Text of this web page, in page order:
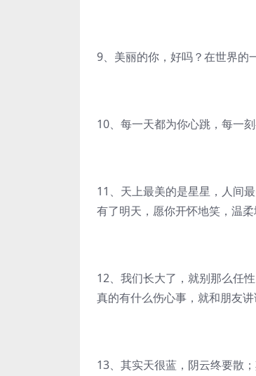
9、美丽的你，好吗？在世界的
10、每一天都为你心跳，每一
11、天上最美的是星星，人间
有了明天，愿你开怀地笑，温柔
12、我们长大了，就别那么任
真的有什么伤心事，就和朋友
13、其实天很蓝，阴云终要散